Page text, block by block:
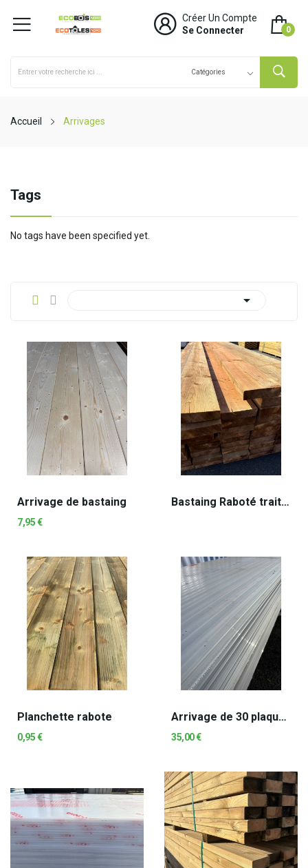
Créer Un Compte
Se Connecter
0
Accueil Arrivages
Tags
No tags have been specified yet.

Arrivage de bastaing
7,95 €
Bastaing Raboté traité autoclave marron
Planchette rabote
0,95 €
Arrivage de 30 plaques en polycarbonate opales...
35,00 €